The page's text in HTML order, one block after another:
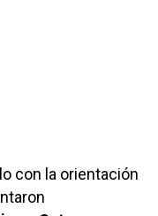
con la orientación